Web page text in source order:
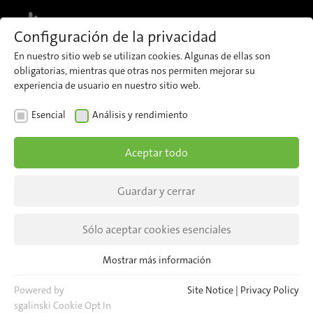
Request a demo and explore
your integration scenario
Request a demo here
AI-POWERED VIDEO ANALYSIS
AI-powered video
analysis for
public transport
Configuración de la privacidad
En nuestro sitio web se utilizan cookies. Algunas de ellas son
obligatorias, mientras que otras nos permiten mejorar su
experiencia de usuario en nuestro sitio web.
Esencial Análisis y rendimiento
Aceptar todo
Guardar y cerrar
Sólo aceptar cookies esenciales
Cookies esenciales son necesarias para las funciones básicas del
sitio web. Esto asegura que el sitio web funcione correctamente.
Mostrar más información
Powered by
sgalinski Cookie Opt In
Site Notice | Privacy Policy